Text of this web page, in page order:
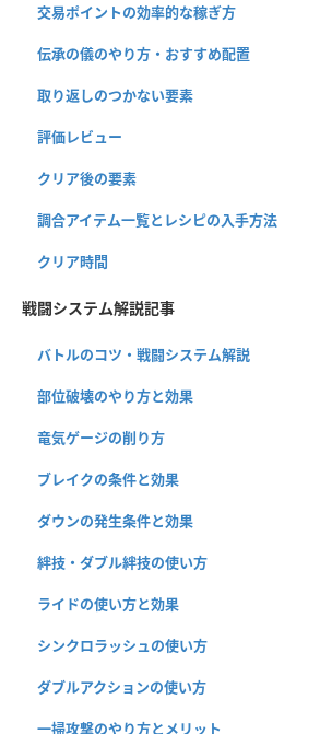
交易ポイントの効率的な稼ぎ方
伝承の儀のやり方・おすすめ配置
取り返しのつかない要素
評価レビュー
クリア後の要素
調合アイテム一覧とレシピの入手方法
クリア時間
戦闘システム解説記事
バトルのコツ・戦闘システム解説
部位破壊のやり方と効果
竜気ゲージの削り方
ブレイクの条件と効果
ダウンの発生条件と効果
絆技・ダブル絆技の使い方
ライドの使い方と効果
シンクロラッシュの使い方
ダブルアクションの使い方
一掃攻撃のやり方とメリット